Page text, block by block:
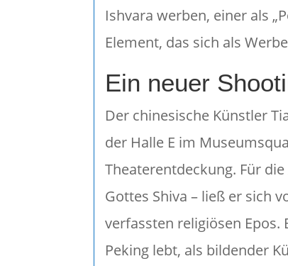
Ishvara werben, einer als
Element, das sich als
Ein neuer
Der chinesische Künstler
der Halle E im
Theaterentdeckung. Für
Gottes Shiva – ließ er sich
verfassten religiösen
Peking lebt, als bildender